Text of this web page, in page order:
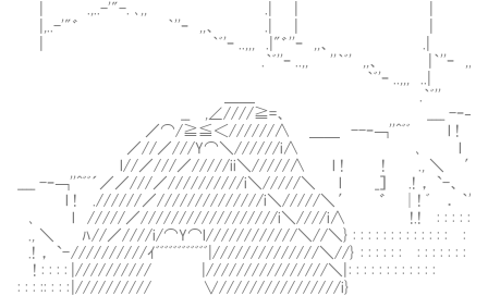
| .,..-'"-. ､,, .| | | ｌ
|,..-'"゛ ｀''ｰ ,,、 .| | | ｌ
| ｀ﾞ'ｰ ..,,, .|"゛''ｰ ,,、 .| ｌ
.｀ﾞ''ｰ ..,, ''｀ﾞ' ,,、 |｀''ｰ ,,、 .|,..-
｀ﾞ'ｰ ..,,, ..| ｀ﾞ'ｰ｀ﾞ',,
＿＿ .｀ﾞ'' ＿＿ --ｰ
__ ,∠////≧=、 ____ -ｰ￢
／⌒/≧≦＜//////∧ ＿＿ --ｰ￢''^ﾞﾞ
／//／///Y⌒＼//////i∧ ､ l _］ .,
l//／///／/////ii＼/////∧ l ! ! ., ＼ ′ ゛ │.!
____ -ｰ￢''^ﾞﾞ´／／///／//////////i＼/////＼ l _］ .! ， `-、
l ! .//////／//////////////i＼/////＼ ′ ゛ │! ﾞ ． ｀'-..,,,,,、 :
､ l /////／//////////////////i＼////i∧ !.! : : : : : : : :＼ : : :
., ＼ ﾊ//／////i/⌒Y⌒l////////////＼//＼} : : : : : : : : : : : : : : : : : : :
.! ， `- //////////ｲﾞﾞﾞﾞﾞﾞﾞﾞﾞﾞﾞﾞ|//////////////＼//} : : : : : : : : : : : : : : : :
! : : : : |////////// |////////////////＼| : : : : : : : : : : : :
: : : :: : : : |////////// ∨////////////////i}